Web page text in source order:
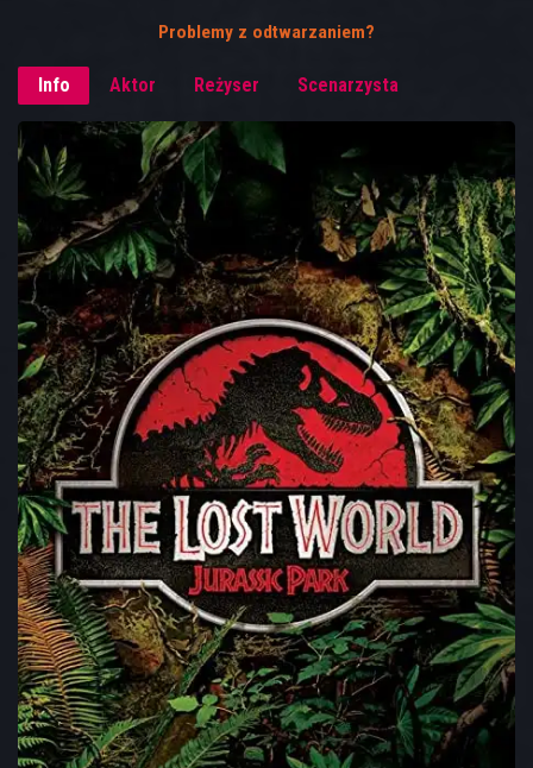
Problemy z odtwarzaniem?
Info Aktor Reżyser Scenarzysta